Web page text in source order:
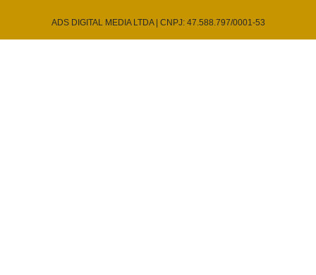
ADS DIGITAL MEDIA LTDA | CNPJ: 47.588.797/0001-53